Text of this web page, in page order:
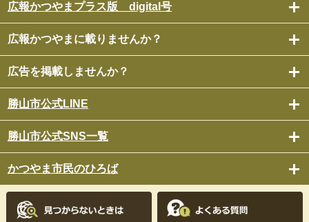
広報かつやまプラス版 digital号
広報かつやまに載りませんか？
広告を掲載しませんか？
勝山市公式LINE
勝山市公式SNS一覧
かつやま市民のひろば